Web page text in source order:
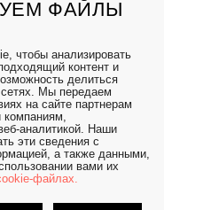
ФАЙЛЫ
чтобы анализировать
контент и
делиться
Мы передаем
на сайте партнерам
компаниям,
аналитикой. Наши
эти сведения с
а также данными,
вами их
файлах.